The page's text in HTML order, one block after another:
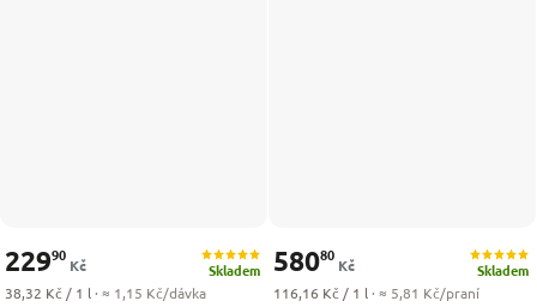
Skladem
22990
Kč
Měrná cena:
38,32 Kč / 1 l · ≈ 1,15 Kč/dávka
Skladem
58080
Kč
Měrná cena:
116,16 Kč / 1 l · ≈ 5,81 Kč/praní